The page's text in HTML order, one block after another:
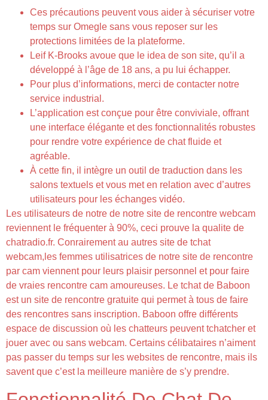
Ces précautions peuvent vous aider à sécuriser votre
temps sur Omegle sans vous reposer sur les
protections limitées de la plateforme.
Leif K-Brooks avoue que le idea de son site, qu’il a
développé à l’âge de 18 ans, a pu lui échapper.
Pour plus d’informations, merci de contacter notre
service industrial.
L’application est conçue pour être conviviale, offrant
une interface élégante et des fonctionnalités robustes
pour rendre votre expérience de chat fluide et
agréable.
À cette fin, il intègre un outil de traduction dans les
salons textuels et vous met en relation avec d’autres
utilisateurs pour les échanges vidéo.
Les utilisateurs de notre de notre site de rencontre webcam
reviennent le fréquenter à 90%, ceci prouve la qualite de
chatradio.fr. Conrairement au autres site de tchat
webcam,les femmes utilisatrices de notre site de rencontre
par cam viennent pour leurs plaisir personnel et pour faire
de vraies rencontre cam amoureuses. Le tchat de Baboon
est un site de rencontre gratuite qui permet à tous de faire
des rencontres sans inscription. Baboon offre différents
espace de discussion où les chatteurs peuvent tchatcher et
jouer avec ou sans webcam. Certains célibataires n’aiment
pas passer du temps sur les websites de rencontre, mais ils
savent que c’est la meilleure manière de s’y prendre.